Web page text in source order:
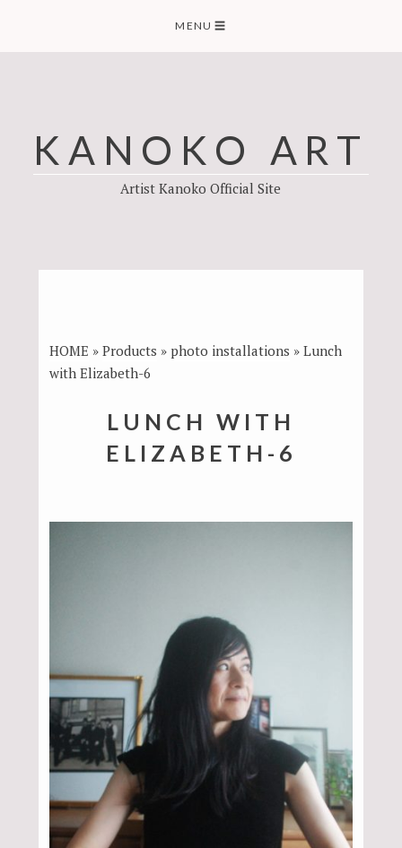
MENU☰
KANOKO ART
Artist Kanoko Official Site
HOME »Products » photo installations »Lunch
with Elizabeth-6
LUNCH WITH
ELIZABETH-6